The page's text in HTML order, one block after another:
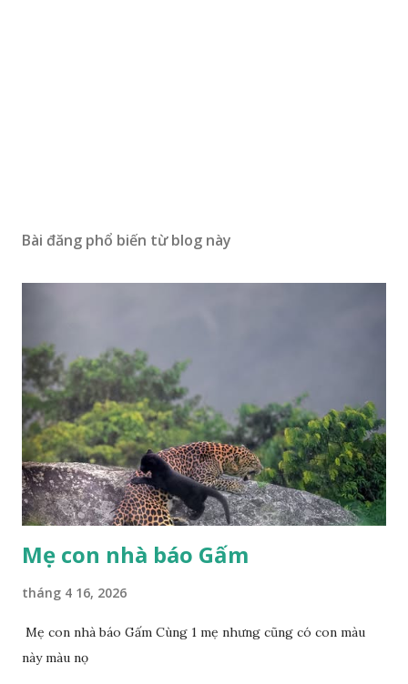
Bài đăng phổ biến từ blog này
Mẹ con nhà báo Gấm
tháng 4 16, 2026
Mẹ con nhà báo Gấm Cùng 1 mẹ nhưng cũng có con màu
này màu nọ